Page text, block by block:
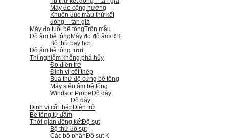
Máy đo cộng hưởng
Khuôn đúc mẫu thử kết
đông – tan giá
Máy đo tuổi bê tôngTrộn mẫu
Độ ẩm bê tông Máy đo độ ẩm/RH
Bộ thử bay hơi
Độ ẩm bê tông tươi
Thí nghiệm không phá hủy
Đo điện trở
Định vị cốt thép
Búa thử độ cứng bê tông
Máy siêu âm bê tông
Windsor ProbeĐộ dày
Độ dày
Định vị cốt thépĐiện trở
Bê tông tự đầm
Thời gian đông kếtĐộ sụt
Bộ thử độ sụt
Các bộ phậnĐộ sụt K